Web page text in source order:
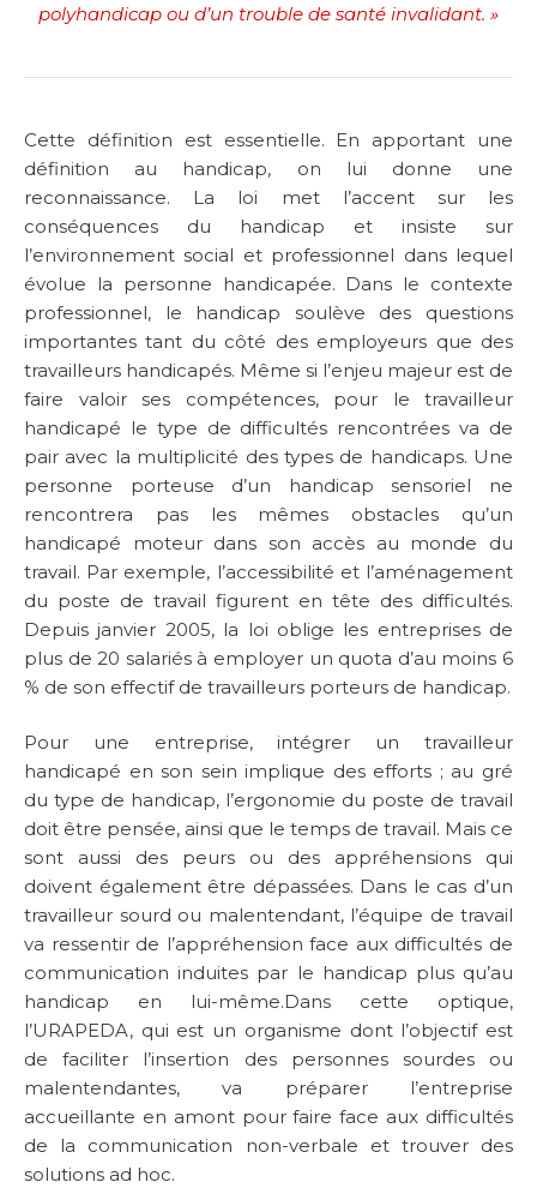
polyhandicap ou d’un trouble de santé invalidant. »
Cette définition est essentielle. En apportant une
définition au handicap, on lui donne une
reconnaissance. La loi met l’accent sur les
conséquences du handicap et insiste sur
l’environnement social et professionnel dans lequel
évolue la personne handicapée. Dans le contexte
professionnel, le handicap soulève des questions
importantes tant du côté des employeurs que des
travailleurs handicapés. Même si l’enjeu majeur est de
faire valoir ses compétences, pour le travailleur
handicapé le type de difficultés rencontrées va de
pair avec la multiplicité des types de handicaps. Une
personne porteuse d’un handicap sensoriel ne
rencontrera pas les mêmes obstacles qu’un
handicapé moteur dans son accès au monde du
travail. Par exemple, l’accessibilité et l’aménagement
du poste de travail figurent en tête des difficultés.
Depuis janvier 2005, la loi oblige les entreprises de
plus de 20 salariés à employer un quota d’au moins 6
% de son effectif de travailleurs porteurs de handicap.
Pour une entreprise, intégrer un travailleur
handicapé en son sein implique des efforts ; au gré
du type de handicap, l’ergonomie du poste de travail
doit être pensée, ainsi que le temps de travail. Mais ce
sont aussi des peurs ou des appréhensions qui
doivent également être dépassées. Dans le cas d’un
travailleur sourd ou malentendant, l’équipe de travail
va ressentir de l’appréhension face aux difficultés de
communication induites par le handicap plus qu’au
handicap en lui-même.Dans cette optique,
l’URAPEDA, qui est un organisme dont l’objectif est
de faciliter l’insertion des personnes sourdes ou
malentendantes, va préparer l’entreprise
accueillante en amont pour faire face aux difficultés
de la communication non-verbale et trouver des
solutions ad hoc.